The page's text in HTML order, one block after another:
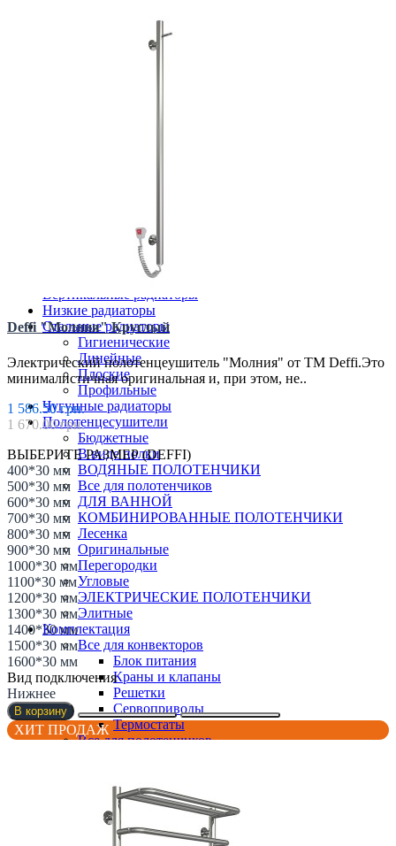
С вентилятором
С дренажем
С притоком воздуха
Эксклюзивные
Трубчатые радиаторы
ДЛЯ ГОСТИНОЙ
ДЛЯ КУХНИ
Вертикальные радиаторы
Низкие радиаторы
Стальные радиаторы
Гигиенические
Линейные
Плоские
Профильные
Чугунные радиаторы
Полотенцесушители
Бюджетные
В виде полки
ВОДЯНЫЕ ПОЛОТЕНЧИКИ
Все для полотенчиков
ДЛЯ ВАННОЙ
КОМБИНИРОВАННЫЕ ПОЛОТЕНЧИКИ
Лесенка
Оригинальные
Перегородки
Угловые
ЭЛЕКТРИЧЕСКИЕ ПОЛОТЕНЧИКИ
Элитные
Комплектация
Все для конвекторов
Блок питания
Краны и клапаны
Решетки
Сервоприводы
Термостаты
Все для полотенчиков
ТЭНы
Все для радиаторов
Бинокли
Краны и клапаны
Deffi "Молния" Круглый
Электрический полотенцеушитель "Молния" от ТМ Deffi.Это
минималистичная оригинальная и, при этом, не..
1 586.50 грн.
1 670.00 грн.
ВЫБЕРИТЕ РАЗМЕР (DEFFI)
400*30 мм
500*30 мм
600*30 мм
700*30 мм
800*30 мм
900*30 мм
1000*30 мм
1100*30 мм
1200*30 мм
1300*30 мм
1400*30 мм
1500*30 мм
1600*30 мм
Вид подключения
Нижнее
В корзину
ХИТ ПРОДАЖ